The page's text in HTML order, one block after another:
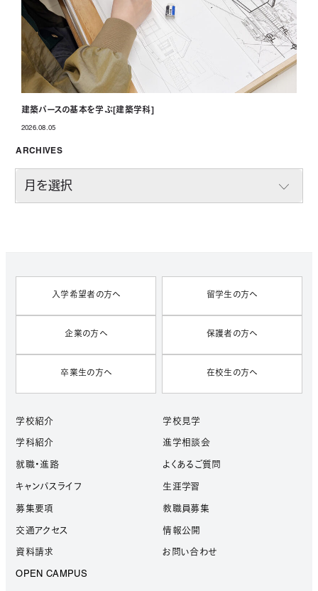
建築パースの基本を学ぶ[建築学科]
2026.08.05
ARCHIVES
入学希望者の方へ 留学生の方へ
企業の方へ 保護者の方へ
卒業生の方へ 在校生の方へ
学校紹介
学科紹介
就職・進路
キャンパスライフ
募集要項
交通アクセス
資料請求
OPEN CAMPUS
学校見学
進学相談会
よくあるご質問
生涯学習
教職員募集
情報公開
お問い合わせ